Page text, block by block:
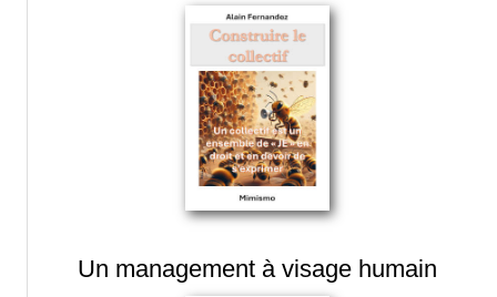
Un management à visage humain